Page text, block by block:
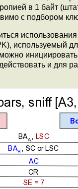
в 1 байт
с подбором
используемый
и для